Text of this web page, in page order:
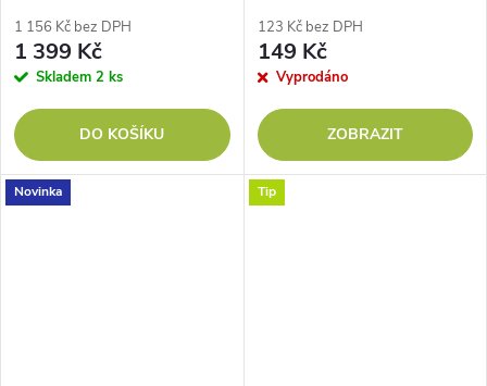
1 156 Kč bez DPH
1 399 Kč
Skladem 2 ks
DO KOŠÍKU
123 Kč bez DPH
149 Kč
Vyprodáno
ZOBRAZIT
Novinka Tip